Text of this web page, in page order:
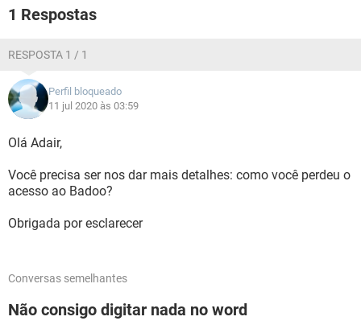
1 Respostas
RESPOSTA 1 / 1
Perfil bloqueado
11 jul 2020 às 03:59
Olá Adair,
Você precisa ser nos dar mais detalhes: como você perdeu o
acesso ao Badoo?
Obrigada por esclarecer
Conversas semelhantes
Não consigo digitar nada no word